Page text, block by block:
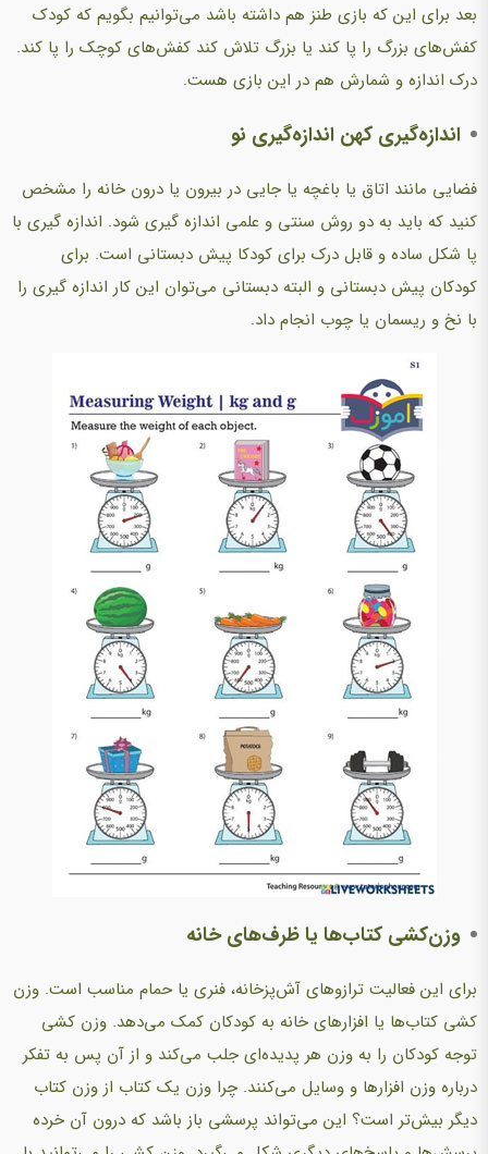
بعد برای این که بازی طنز هم داشته باشد می‌توانیم بگویم که کودک
کفش‌های بزرگ را پا کند یا بزرگ تلاش کند کفش‌های کوچک را پا کند.
درک اندازه و شمارش هم در این بازی هست.
اندازه‌گیری کهن اندازه‌گیری نو
فضایی مانند اتاق یا باغچه یا جایی در بیرون یا درون خانه را مشخص
کنید که باید به دو روش سنتی و علمی اندازه گیری شود. اندازه گیری با
پا شکل ساده و قابل درک برای کودکا پیش دبستانی است. برای
کودکان پیش دبستانی و البته دبستانی می‌توان این کار اندازه گیری را
با نخ و ریسمان یا چوب انجام داد.
وزن‌کشی کتاب‌ها یا ظرف‌های خانه
برای این فعالیت ترازوهای آش‌پزخانه، فنری یا حمام مناسب است. وزن
کشی کتاب‌ها یا افزارهای خانه به کودکان کمک می‌دهد. وزن کشی
توجه کودکان را به وزن هر پدیده‌ای جلب می‌کند و از آن پس به تفکر
درباره وزن افزارها و وسایل می‌کنند. چرا وزن یک کتاب از وزن کتاب
دیگر بیش‌تر است؟‌ این می‌تواند پرسشی باز باشد که درون آن خرده